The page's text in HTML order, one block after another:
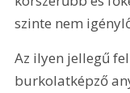
szinte nem
Az ilyen jellegű
burkolatképző